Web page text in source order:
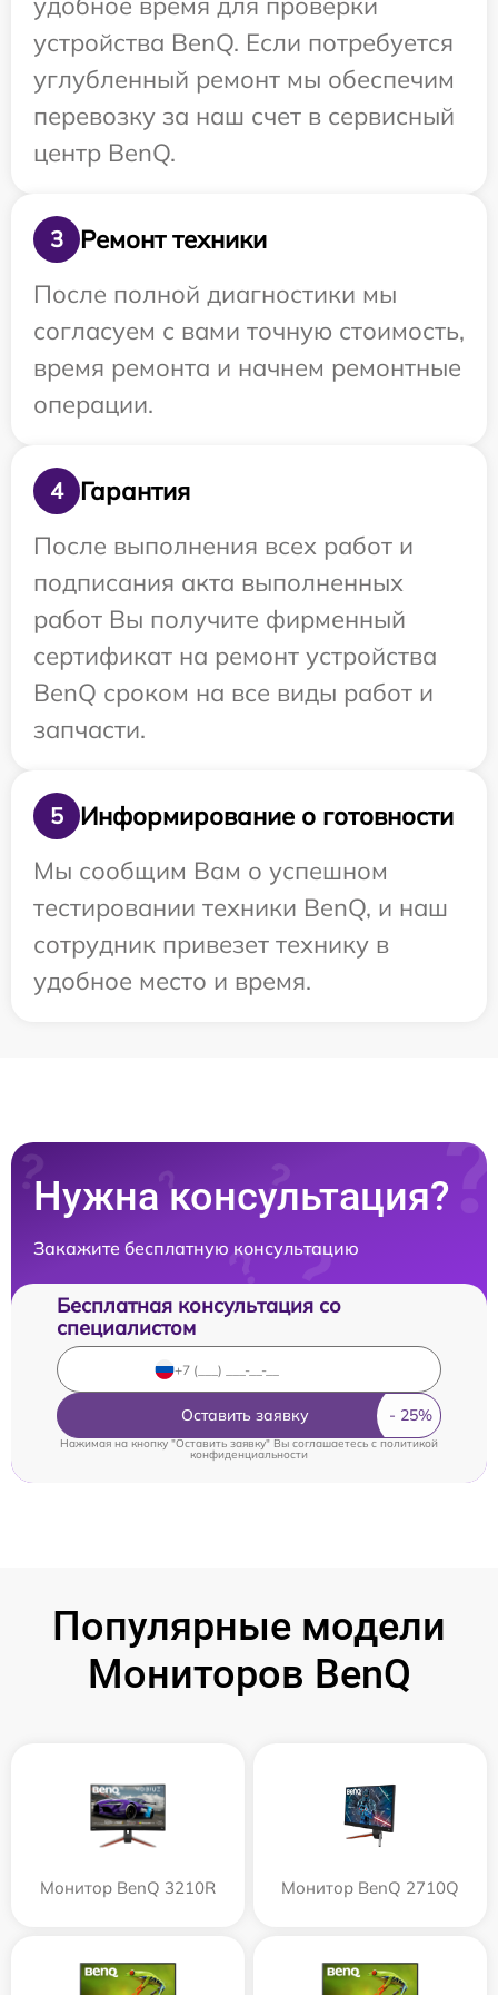
устройства BenQ. Если потребуется
углубленный ремонт мы обеспечим
перевозку за наш счет в сервисный
центр BenQ.
3
Ремонт техники
После полной диагностики мы
согласуем с вами точную стоимость,
время ремонта и начнем ремонтные
операции.
4
Гарантия
После выполнения всех работ и
подписания акта выполненных
работ Вы получите фирменный
сертификат на ремонт устройства
BenQ сроком на все виды работ и
запчасти.
5
Информирование о готовности
Мы сообщим Вам о успешном
тестировании техники BenQ, и наш
сотрудник привезет технику в
удобное место и время.
Нужна консультация?
Закажите бесплатную консультацию
Бесплатная консультация со
специалистом
Оставить заявку
Нажимая на кнопку "Оставить заявку" Вы соглашаетесь cполитикой
конфиденциальности
Популярные модели
Мониторов BenQ
Монитор BenQ 3210R Монитор BenQ 2710Q